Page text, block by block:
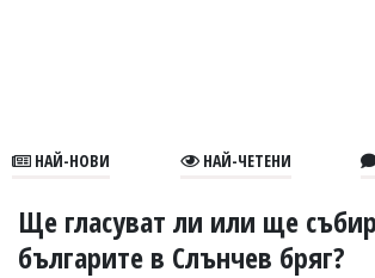
В
УКРАЙНА
НАЙ-НОВИ НАЙ-ЧЕТЕНИ
Ще гласуват ли или ще
българите в Слънчев бряг?